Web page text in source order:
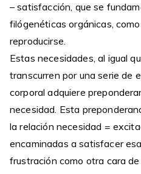
– satisfacción, que se
filógenéticas orgánicas,
reproducirse.
Estas necesidades, al igual
transcurren por una serie de
corporal adquiere
necesidad. Esta
la relación necesidad =
encaminadas a satisfacer
frustración como otra cara